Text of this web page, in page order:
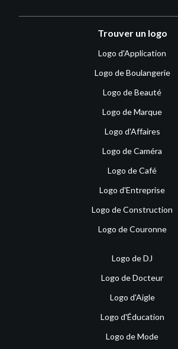
Trouver un logo
Logo d'Application
Logo de Boulangerie
Logo de Beauté
Logo de Marque
Logo d'Affaires
Logo de Caméra
Logo de Café
Logo d'Entreprise
Logo de Construction
Logo de Couronne
Logo de DJ
Logo de Docteur
Logo d'Aigle
Logo d'Éducation
Logo de Mode